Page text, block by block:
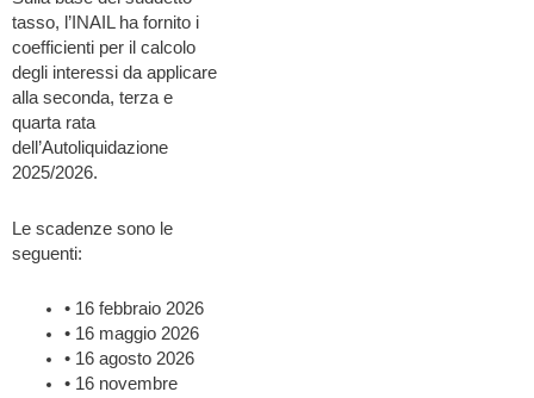
tasso, l’INAIL ha fornito i
coefficienti per il calcolo
degli interessi da applicare
alla seconda, terza e
quarta rata
dell’Autoliquidazione
2025/2026.
Le scadenze sono le
seguenti:
• 16 febbraio 2026
• 16 maggio 2026
• 16 agosto 2026
• 16 novembre